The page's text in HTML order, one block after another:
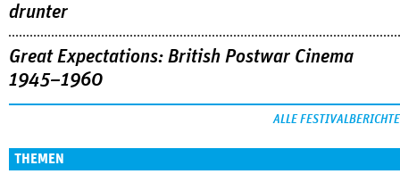
drunter
Great Expectations: British Postwar Cinema
1945–1960
ALLE FESTIVALBERICHTE
THEMEN